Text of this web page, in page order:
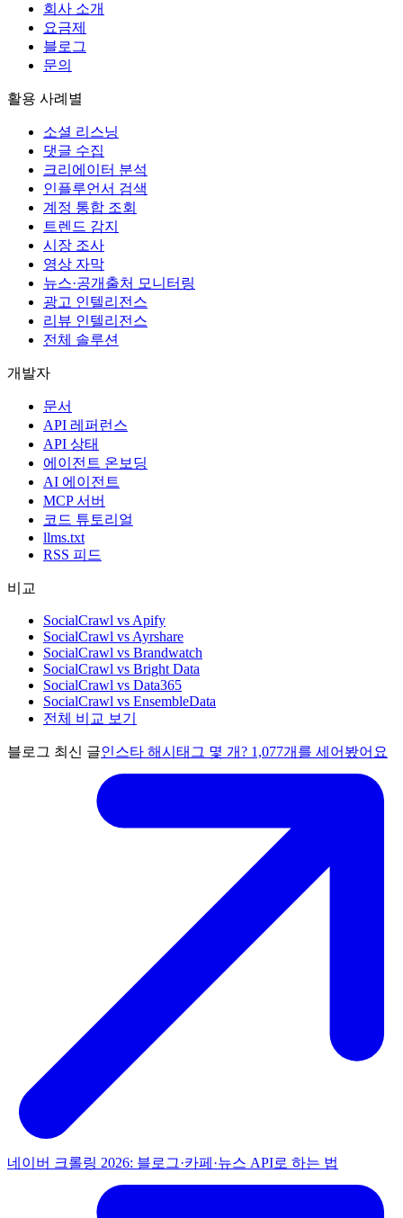
회사 소개
요금제
블로그
문의
활용 사례별
소셜 리스닝
댓글 수집
크리에이터 분석
인플루언서 검색
계정 통합 조회
트렌드 감지
시장 조사
영상 자막
뉴스·공개출처 모니터링
광고 인텔리전스
리뷰 인텔리전스
전체 솔루션
개발자
문서
API 레퍼런스
API 상태
에이전트 온보딩
AI 에이전트
MCP 서버
코드 튜토리얼
llms.txt
RSS 피드
비교
SocialCrawl vs Apify
SocialCrawl vs Ayrshare
SocialCrawl vs Brandwatch
SocialCrawl vs Bright Data
SocialCrawl vs Data365
SocialCrawl vs EnsembleData
전체 비교 보기
블로그 최신 글인스타 해시태그 몇 개? 1,077개를 세어봤어요
네이버 크롤링 2026: 블로그·카페·뉴스 API로 하는 법